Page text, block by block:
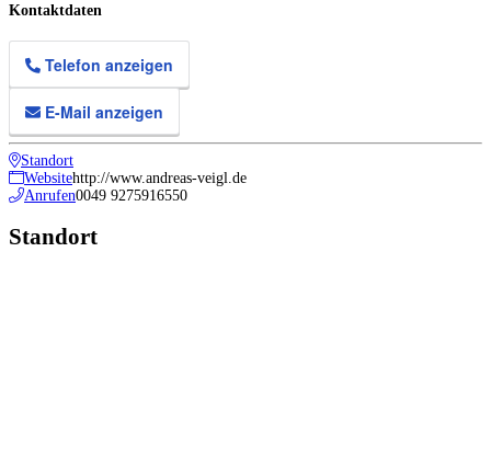
Kontaktdaten
Telefon anzeigen
E-Mail anzeigen
Standort
Websitehttp://www.andreas-veigl.de
Anrufen0049 9275916550
Standort